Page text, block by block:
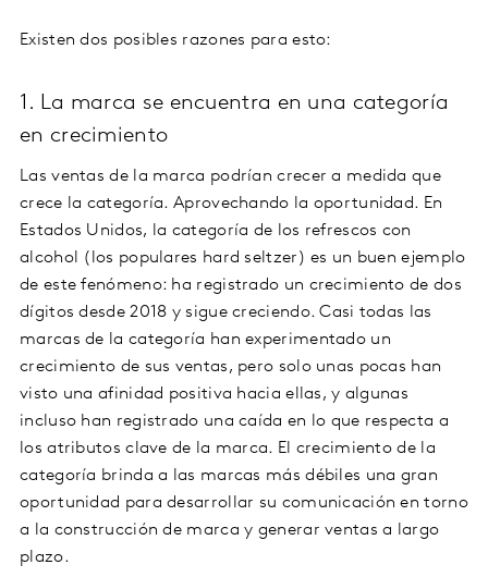
Existen dos posibles razones para esto:
1. La marca se encuentra en una categoría
en crecimiento
Las ventas de la marca podrían crecer a medida que
crece la categoría. Aprovechando la oportunidad. En
Estados Unidos, la categoría de los refrescos con
alcohol (los populares hard seltzer) es un buen ejemplo
de este fenómeno: ha registrado un crecimiento de dos
dígitos desde 2018 y sigue creciendo. Casi todas las
marcas de la categoría han experimentado un
crecimiento de sus ventas, pero solo unas pocas han
visto una afinidad positiva hacia ellas, y algunas
incluso han registrado una caída en lo que respecta a
los atributos clave de la marca. El crecimiento de la
categoría brinda a las marcas más débiles una gran
oportunidad para desarrollar su comunicación en torno
a la construcción de marca y generar ventas a largo
plazo.